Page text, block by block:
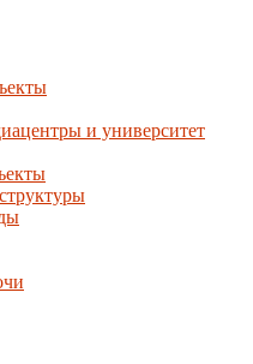
и университет